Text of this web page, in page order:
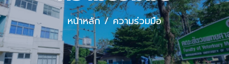
หน้าหลัก ความร่วมมือ